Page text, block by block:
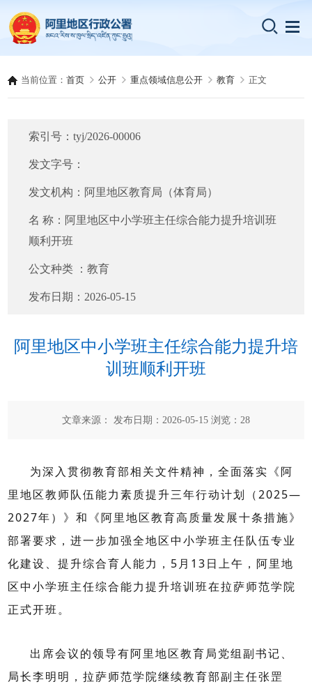
当前位置：首页 公开 重点领域信息公开 教育 正文
索引号：tyj/2026-00006
发文字号：
发文机构： 阿里地区教育局（体育局）
名 称： 阿里地区中小学班主任综合能力提升培训班
顺利开班
公文种类 ：教育
发布日期： 2026-05-15
阿里地区中小学班主任综合能力提升培
训班顺利开班
文章来源： 发布日期：2026-05-15 浏览： 28
为深入贯彻教育部相关文件精神，全面落实《阿
里地区教师队伍能力素质提升三年行动计划（2025—
2027年）》和《阿里地区教育高质量发展十条措施》
部署要求，进一步加强全地区中小学班主任队伍专业
化建设、提升综合育人能力， 5月 13日上午，阿里地
区中小学班主任综合能力提升培训班在拉萨师范学院
正式开班。
出席会议的领导有阿里地区教育局党组副书记、
局长李明明，拉萨师范学院继续教育部副主任张罡